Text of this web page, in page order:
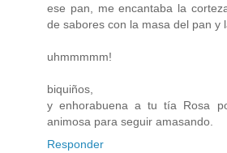
ese pan, me encantaba la
de sabores con la masa del pan y
uhmmmmm!
biquiños,
y enhorabuena a tu tía Rosa
animosa para seguir amasando.
Responder